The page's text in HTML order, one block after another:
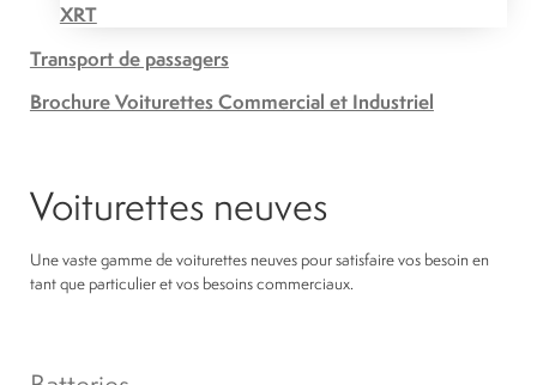
XRT
Transport de passagers
Brochure Voiturettes Commercial et Industriel
Voiturettes neuves
Une vaste gamme de voiturettes neuves pour satisfaire vos besoin en
tant que particulier et vos besoins commerciaux.